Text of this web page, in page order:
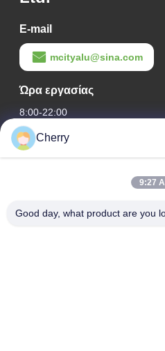
E-mail
mcityalu@sina.com
Ώρα εργασίας
8:00-22:00
Η διεύθυνσή μας
Βιομηχανικό πάρκο Hegui,
Cherry
9:27
Good day, what product are you